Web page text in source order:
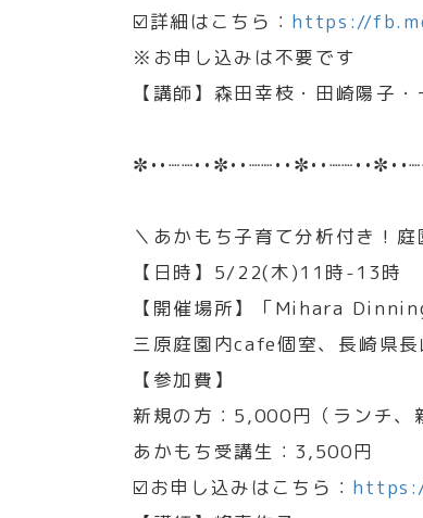
☑️詳細はこちら： https://
※お申し込みは不要です
【講師】森田幸枝・田崎陽子
＼あかもち子育て分析付き！庭
【日時】5/22(木)11時-13時
【開催場所】「Mihara
三原庭園内cafe個室、長崎県
【参加費】
新規の方：5,000円（ランチ、
あかもち受講生：3,500円
☑️お申し込みはこちら：